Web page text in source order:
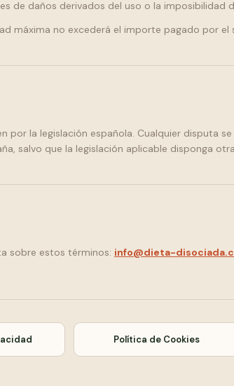
de daños derivados del uso o la imposibilidad
máxima no excederá el importe pagado por el
por la legislación española. Cualquier disputa
salvo que la legislación aplicable disponga
sobre estos términos: info@dieta-
Política de Cookies